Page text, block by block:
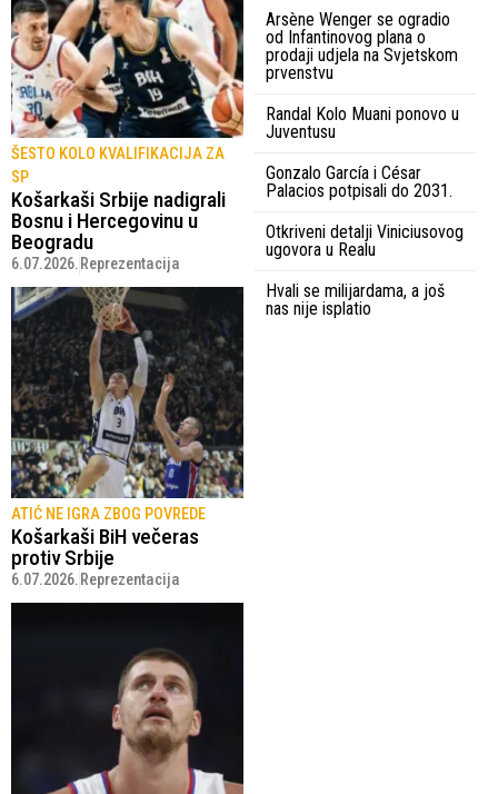
ŠESTO KOLO KVALIFIKACIJA ZA
SP
Košarkaši Srbije nadigrali
Bosnu i Hercegovinu u
Beogradu
6.07.2026. Reprezentacija
ATIĆ NE IGRA ZBOG POVREDE
Košarkaši BiH večeras
protiv Srbije
6.07.2026. Reprezentacija
Arsène Wenger se ogradio
od Infantinovog plana o
prodaji udjela na Svjetskom
prvenstvu
Randal Kolo Muani ponovo u
Juventusu
Gonzalo García i César
Palacios potpisali do 2031.
Otkriveni detalji Viniciusovog
ugovora u Realu
Hvali se milijardama, a još
nas nije isplatio